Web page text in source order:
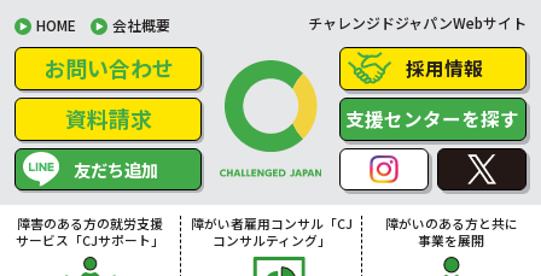
HOME 会社概要 チャレンジドジャパンWebサイト
お問い合わせ
資料請求
友だち追加
採用情報
支援センターを探す
障害のある方の就労支援
サービス「CJサポート」
障がい者雇用コンサル「CJ
コンサルティング」
障がいのある方と共に
事業を展開